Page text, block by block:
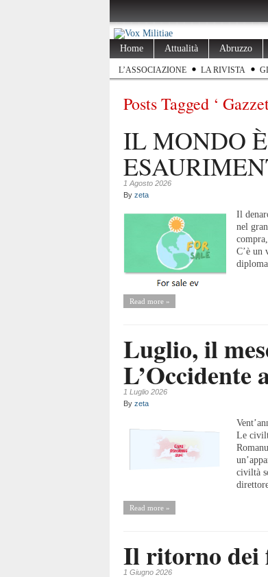
Home Attualità Abruzzo
L’ASSOCIAZIONE LA RIVISTA
Posts Tagged ‘
IL MONDO
1 Agosto 2026
By zeta
Il
nel
C’è un
Read more »
Luglio, il
L’Occidente
1 Luglio 2026
By zeta
Le
civiltà
Read more »
Il ritorno dei
1 Giugno 2026